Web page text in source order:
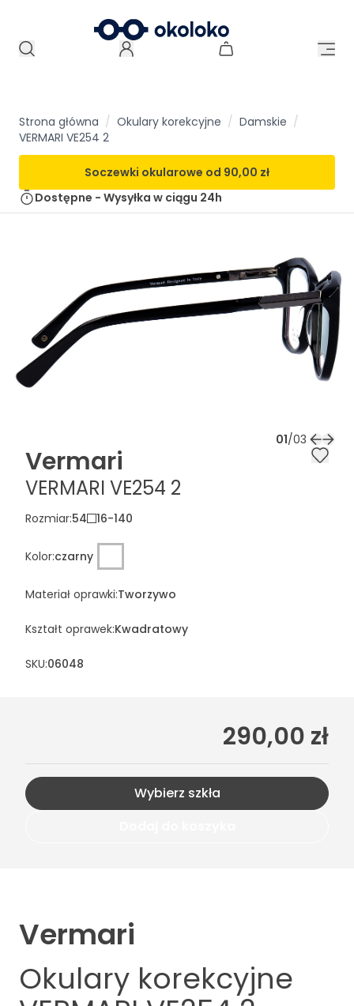
Strona główna / Okulary korekcyjne / Damskie /
VERMARI VE254 2
Soczewki okularowe od 90,00 zł
Dostępne - Wysyłka w ciągu 24h
01/03
Vermari
VERMARI VE254 2
Rozmiar:54 16-140
Kolor:czarny
Materiał oprawki:Tworzywo
Kształt oprawek:Kwadratowy
SKU:06048
290,00 zł
Wybierz szkła
Vermari
Okulary korekcyjne